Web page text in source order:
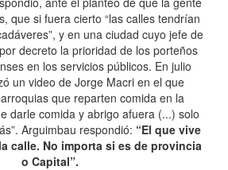
que si fuera cierto “las calles tendrían
y en una ciudad cuyo jefe de
decreto la prioridad de los porteños
en los servicios públicos. En julio
un video de Jorge Macri en el que
que reparten comida en la
darle comida y abrigo afuera (...) solo
Arguimbau respondió: “El que vive
calle. No importa si es de provincia
o Capital”.